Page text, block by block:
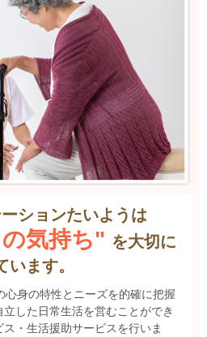
ションたいようは
気持ち" を大切に
います。
心身の特性とニーズを的確に把握
した日常生活を営むことができ
・生活援助サービスを行いま